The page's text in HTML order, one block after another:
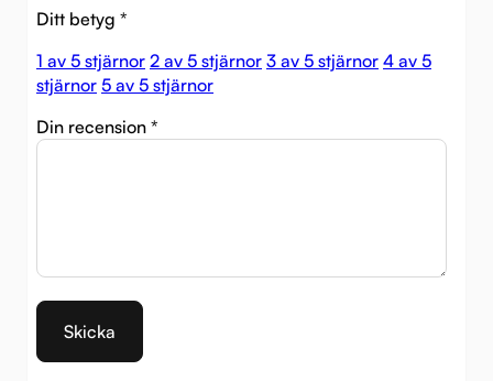
Ditt betyg *
1 av 5 stjärnor 2 av 5 stjärnor 3 av 5 stjärnor 4 av 5
stjärnor 5 av 5 stjärnor
Din recension *